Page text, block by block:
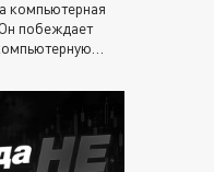
компьютерная
побеждает